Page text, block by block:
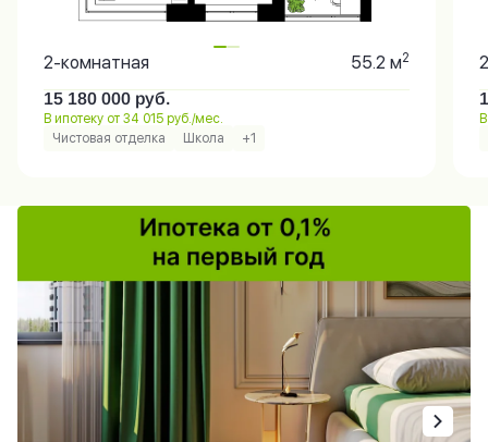
2-комнатная 55.2 м2
15 180 000 руб.
В ипотеку от 34 015 руб./мес.
Чистовая отделка
Школа +1